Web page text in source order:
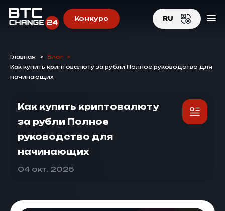
Конкурс RU
RU
Главная > Блог
>
Как купить криптовалюту за рубли Полное руководство для
начинающих
Как купить криптовалюту
за рубли Полное
руководство для
начинающих
04 окт. 2025